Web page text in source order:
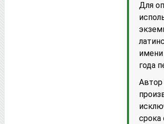
Для
года
Автор
срока